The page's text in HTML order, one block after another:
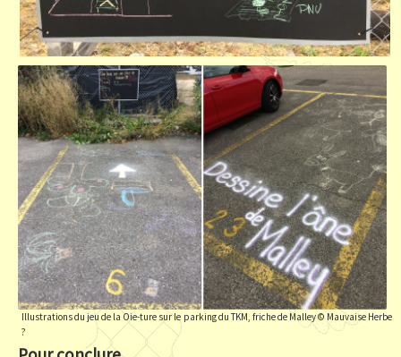
Illustrations du jeu de la Oie-ture sur le parking du TKM, friche de Malley © Mauvaise Herbe
?